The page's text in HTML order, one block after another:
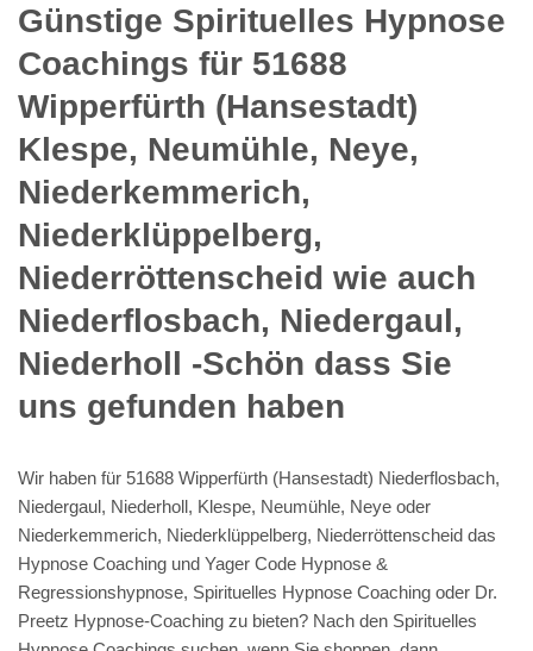
Günstige Spirituelles Hypnose
Coachings für 51688
Wipperfürth (Hansestadt)
Klespe, Neumühle, Neye,
Niederkemmerich,
Niederklüppelberg,
Niederröttenscheid wie auch
Niederflosbach, Niedergaul,
Niederholl -Schön dass Sie
uns gefunden haben
Wir haben für 51688 Wipperfürth (Hansestadt) Niederflosbach,
Niedergaul, Niederholl, Klespe, Neumühle, Neye oder
Niederkemmerich, Niederklüppelberg, Niederröttenscheid das
Hypnose Coaching und Yager Code Hypnose &
Regressionshypnose, Spirituelles Hypnose Coaching oder Dr.
Preetz Hypnose-Coaching zu bieten? Nach den Spirituelles